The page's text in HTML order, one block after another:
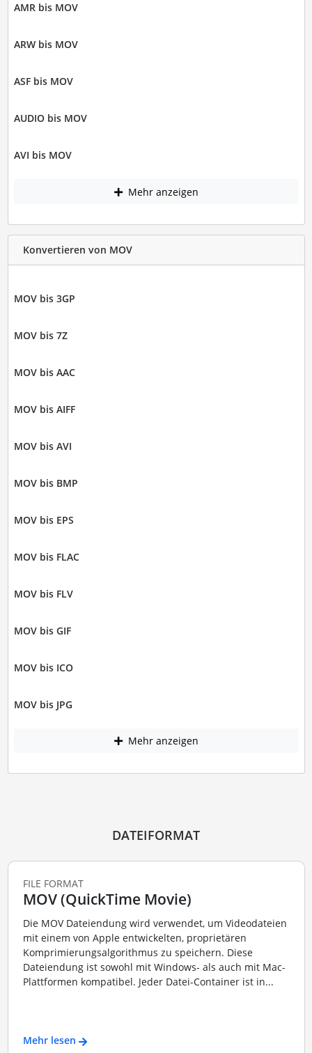
AMR bis MOV
ARW bis MOV
ASF bis MOV
AUDIO bis MOV
AVI bis MOV
Mehr anzeigen
Konvertieren von MOV
MOV bis 3GP
MOV bis 7Z
MOV bis AAC
MOV bis AIFF
MOV bis AVI
MOV bis BMP
MOV bis EPS
MOV bis FLAC
MOV bis FLV
MOV bis GIF
MOV bis ICO
MOV bis JPG
Mehr anzeigen
DATEIFORMAT
FILE FORMAT
MOV (QuickTime Movie)
Die MOV Dateiendung wird verwendet, um Videodateien
mit einem von Apple entwickelten, proprietären
Komprimierungsalgorithmus zu speichern. Diese
Dateiendung ist sowohl mit Windows- als auch mit Mac-
Plattformen kompatibel. Jeder Datei-Container ist in...
Mehr lesen